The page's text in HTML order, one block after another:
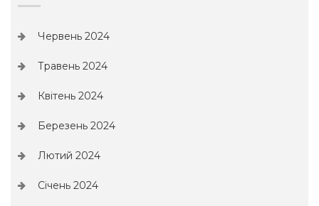
Червень 2024
Травень 2024
Квітень 2024
Березень 2024
Лютий 2024
Січень 2024